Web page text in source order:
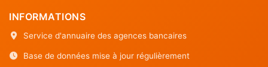
INFORMATIONS
Service d'annuaire des agences bancaires
Base de données mise à jour régulièrement